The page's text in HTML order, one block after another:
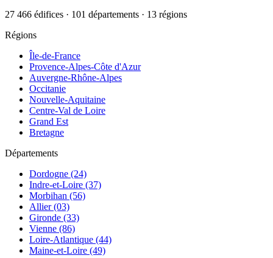
27 466 édifices · 101 départements · 13 régions
Régions
Île-de-France
Provence-Alpes-Côte d'Azur
Auvergne-Rhône-Alpes
Occitanie
Nouvelle-Aquitaine
Centre-Val de Loire
Grand Est
Bretagne
Départements
Dordogne (24)
Indre-et-Loire (37)
Morbihan (56)
Allier (03)
Gironde (33)
Vienne (86)
Loire-Atlantique (44)
Maine-et-Loire (49)